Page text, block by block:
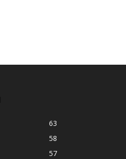
63
58
57